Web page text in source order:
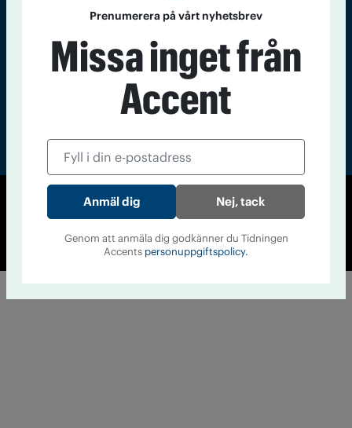
nummer av
© Tidningen Accent 2026
Cookiepolicy
Personuppgiftspolicy
Prenumerera på vårt nyhetsbrev
Missa inget från
Accent
Nej, tack
Genom att anmäla dig godkänner du Tidningen
Accents personuppgiftspolicy.